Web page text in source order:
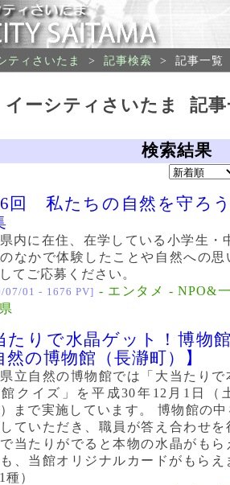
ティさいたま > 記事検索 > 記事一覧
イーシティさいたま 記事
検索結果
回 私たちの自然を守ろ
内に在住、在学している小学生・
なかで体験したことや自然への
てご応募ください。
07/01 - 1676 PV] - エンタメ - NPO&
たりで水晶ゲット！博物
然の博物館（長瀞町）】
立自然の博物館では「大当たり
クイズ」を平成30年12月1日（
）まで実施しています。 博物館の
ていただき、職員が答え合わせ
当たりがでると本物の水晶がも
、当館オリジナルカードがもら
種）